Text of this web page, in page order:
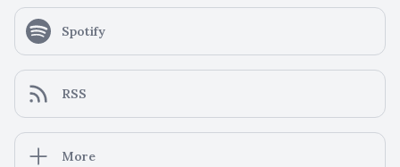
Spotify
RSS
More